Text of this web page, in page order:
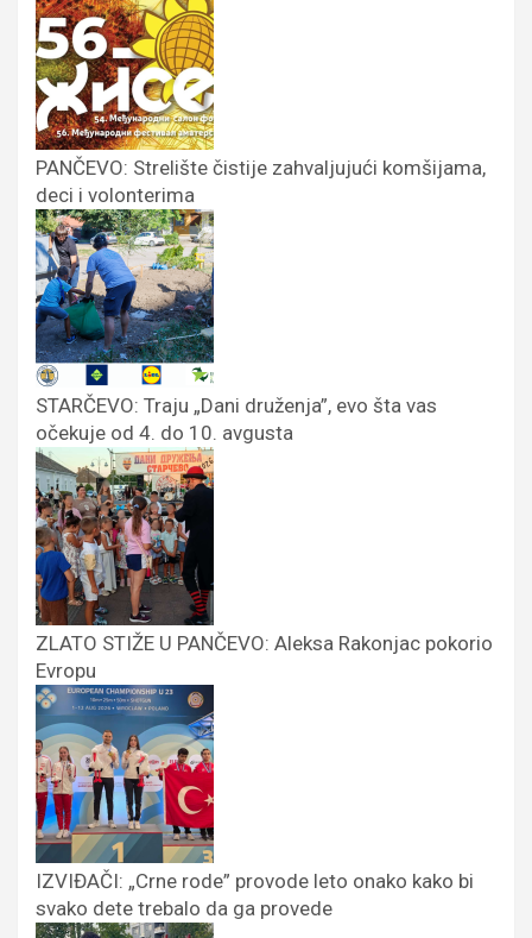
PANČEVO: Strelište čistije zahvaljujući komšijama,
deci i volonterima
STARČEVO: Traju „Dani druženja”, evo šta vas
očekuje od 4. do 10. avgusta
ZLATO STIŽE U PANČEVO: Aleksa Rakonjac pokorio
Evropu
IZVIĐAČI: „Crne rode” provode leto onako kako bi
svako dete trebalo da ga provede